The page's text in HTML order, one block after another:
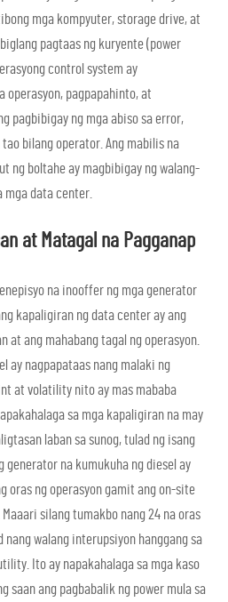
mga kompyuter, storage drive, at
pagtaas ng kuryente (power
control system ay
operasyon, pagpapahinto, at
pagbibigay ng mga abiso sa error,
tao bilang operator. Ang mabilis na
ng boltahe ay magbibigay ng walang-
mga data center.
at Matagal na Pagganap
na inooffer ng mga generator
kapaligiran ng data center ay ang
at ang mahabang tagal ng operasyon.
ay nagpapataas nang malaki ng
at volatility nito ay mas mababa
sa mga kapaligiran na may
laban sa sunog, tulad ng isang
generator na kumukuha ng diesel ay
oras ng operasyon gamit ang on-site
silang tumakbo nang 24 na oras
walang interupsiyon hanggang sa
Ito ay napakahalaga sa mga kaso
saan ang pagbabalik ng power mula sa